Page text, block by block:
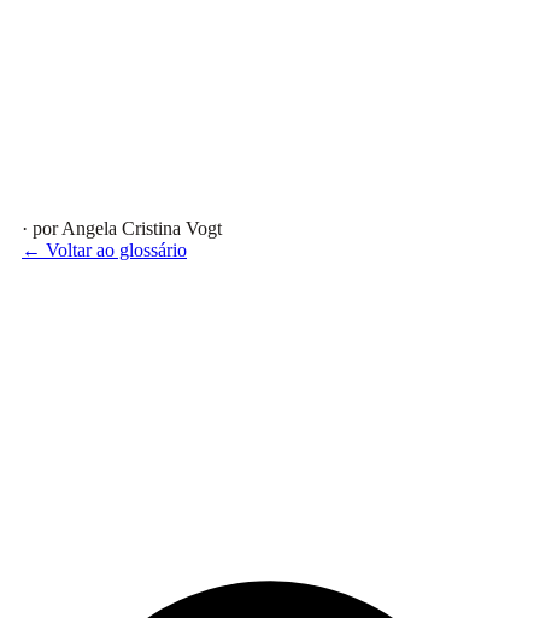
· por Angela Cristina Vogt
← Voltar ao glossário